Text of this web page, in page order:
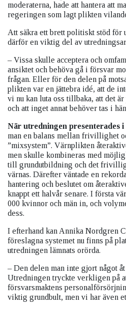
moderaterna, hade att hantera att
regeringen som lagt plikten
Att säkra ett brett politiskt stöd för
därför en viktig del av
– Vissa skulle acceptera och
ansiktet och behöva gå i försvar
frågan. Eller för den delen på
plikten var en jättebra idé, att de
vi nu kan luta oss tillbaka, att det
och att inget annat behöver tas i
När utredningen presenterades i
man en balans mellan frivillighet
”mixsystem”. Värnplikten
men skulle kombineras med
till grundutbildning och det
värnas. Därefter väntade en
hantering och beslutet om
knappt ett halvår senare. I första
000 kvinnor och män in, och
dess.
I efterhand kan Annika Nordgren
föreslagna systemet nu finns på
utredningen lämnats orörda.
– Den delen man inte gjort något
Utredningen tryckte verkligen på
försvarsmaktens
viktig grundbult, men vi har även